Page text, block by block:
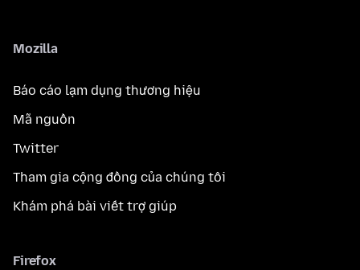
Mozilla
Báo cáo lạm dụng thương hiệu
Mã nguồn
Twitter
Tham gia cộng đồng của chúng tôi
Khám phá bài viết trợ giúp
Firefox